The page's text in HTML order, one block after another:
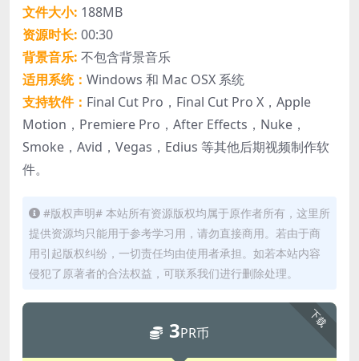
文件大小: 188MB
资源时长: 00:30
背景音乐: 不包含背景音乐
适用系统： Windows 和 Mac OSX 系统
支持软件： Final Cut Pro，Final Cut Pro X，Apple
Motion，Premiere Pro，After Effects，Nuke，
Smoke，Avid，Vegas，Edius 等其他后期视频制作软
件。
#版权声明# 本站所有资源版权均属于原作者所有，这里所
提供资源均只能用于参考学习用，请勿直接商用。若由于商
用引起版权纠纷，一切责任均由使用者承担。如若本站内容
侵犯了原著者的合法权益，可联系我们进行删除处理。
下载
3PR币